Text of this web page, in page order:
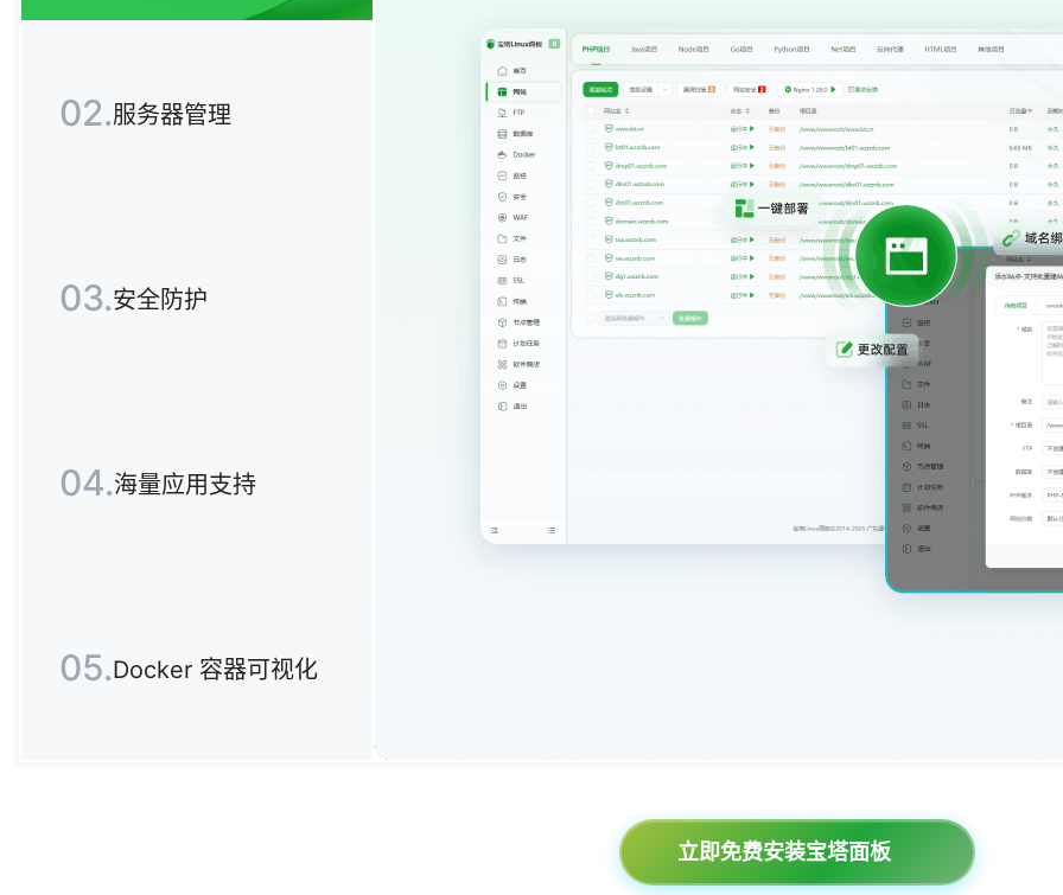
02.服务器管理
03.安全防护
04.海量应用支持
05.Docker 容器可视化
立即免费安装宝塔面板